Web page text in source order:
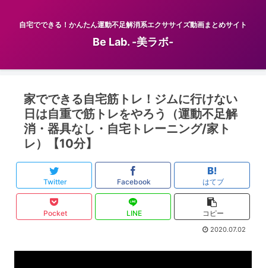
自宅でできる！かんたん運動不足解消系エクササイズ動画まとめサイト
Be Lab. -美ラボ-
家でできる自宅筋トレ！ジムに行けない
日は自重で筋トレをやろう（運動不足解
消・器具なし・自宅トレーニング/家ト
レ）【10分】
Twitter Facebook はてブ
Pocket LINE コピー
2020.07.02